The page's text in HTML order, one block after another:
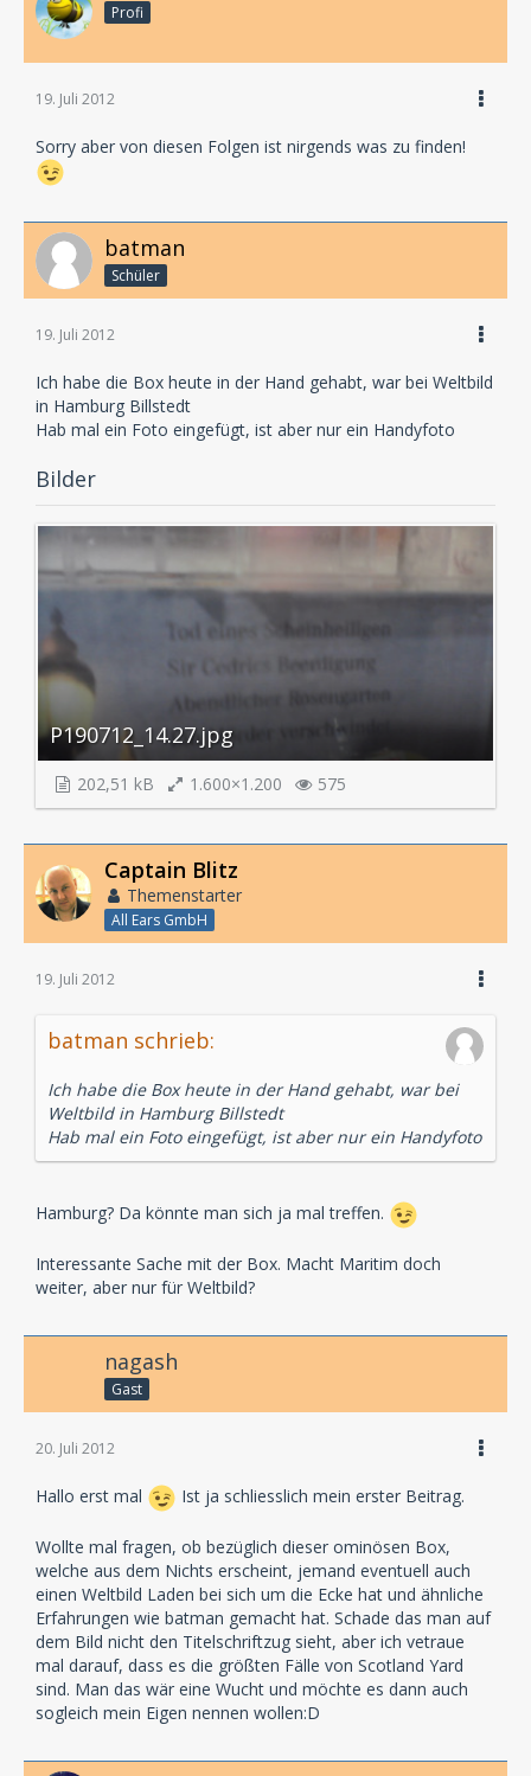
Profi
19. Juli 2012
Sorry aber von diesen Folgen ist nirgends was zu finden!
batman
Schüler
19. Juli 2012
Ich habe die Box heute in der Hand gehabt, war bei Weltbild
in Hamburg Billstedt
Hab mal ein Foto eingefügt, ist aber nur ein Handyfoto
Bilder
P190712_14.27.jpg
202,51 kB 1.600×1.200 575
Captain Blitz
Themenstarter
All Ears GmbH
19. Juli 2012
batman schrieb:
Ich habe die Box heute in der Hand gehabt, war bei
Weltbild in Hamburg Billstedt
Hab mal ein Foto eingefügt, ist aber nur ein Handyfoto
Hamburg? Da könnte man sich ja mal treffen.
Interessante Sache mit der Box. Macht Maritim doch
weiter, aber nur für Weltbild?
nagash
Gast
20. Juli 2012
Hallo erst mal Ist ja schliesslich mein erster Beitrag.
Wollte mal fragen, ob bezüglich dieser ominösen Box,
welche aus dem Nichts erscheint, jemand eventuell auch
einen Weltbild Laden bei sich um die Ecke hat und ähnliche
Erfahrungen wie batman gemacht hat. Schade das man auf
dem Bild nicht den Titelschriftzug sieht, aber ich vetraue
mal darauf, dass es die größten Fälle von Scotland Yard
sind. Man das wär eine Wucht und möchte es dann auch
sogleich mein Eigen nennen wollen:D